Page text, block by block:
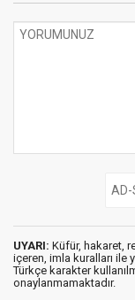
UYARI: Küfür, hakaret,
içeren, imla kuralları ile
Türkçe karakter
onaylanmamaktadır.